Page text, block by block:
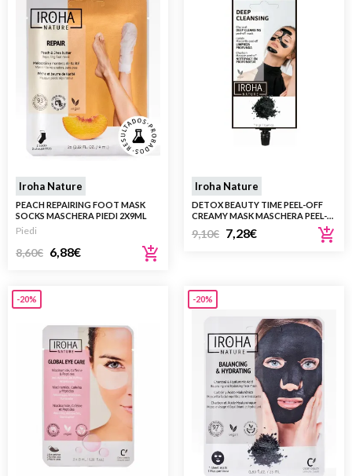
Iroha Nature
PEACH REPAIRING FOOT MASK
SOCKS MASCHERA PIEDI 2X9ML
Piedi
8,60€ 6,88€
Iroha Nature
DETOX BEAUTY TIME PEEL-OFF
CREAMY MASK MASCHERA PEEL-
9,10€ 7,28€
-20% -20%